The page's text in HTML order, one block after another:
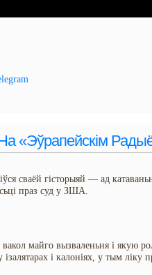
«Эўрапейскім
сваёй гісторыяй — ад
праз суд у ЗША.
вакол майго вызваленьня і якую
і калоніях, у тым ліку